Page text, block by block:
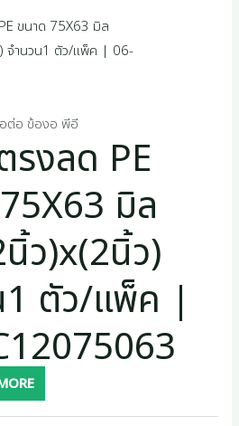
ต่อ ข้องอ พีอี
งลด PE
มิล
ว)x(2นิ้ว)
1 ตัว/แพ็ค |